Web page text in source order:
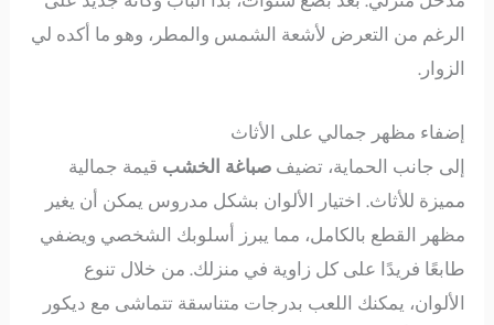
الرغم من التعرض لأشعة الشمس والمطر، وهو ما أكده لي
الزوار.
إضفاء مظهر جمالي على الأثاث
إلى جانب الحماية، تضيفصباغة الخشب قيمة جمالية
مميزة للأثاث. اختيار الألوان بشكل مدروس يمكن أن يغير
مظهر القطع بالكامل، مما يبرز أسلوبك الشخصي ويضفي
طابعًا فريدًا على كل زاوية في منزلك. من خلال تنوع
الألوان، يمكنك اللعب بدرجات متناسقة تتماشى مع ديكور